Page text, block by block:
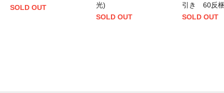
SOLD OUT
光)
SOLD OUT
引き 60反
SOLD OUT